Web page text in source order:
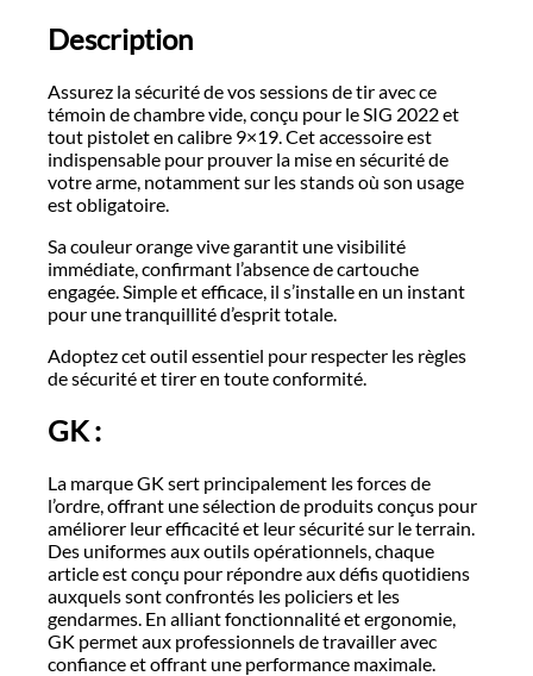
Description
Assurez la sécurité de vos sessions de tir avec ce
témoin de chambre vide, conçu pour le SIG 2022 et
tout pistolet en calibre 9×19. Cet accessoire est
indispensable pour prouver la mise en sécurité de
votre arme, notamment sur les stands où son usage
est obligatoire.
Sa couleur orange vive garantit une visibilité
immédiate, confirmant l’absence de cartouche
engagée. Simple et efficace, il s’installe en un instant
pour une tranquillité d’esprit totale.
Adoptez cet outil essentiel pour respecter les règles
de sécurité et tirer en toute conformité.
GK :
La marque GK sert principalement les forces de
l’ordre, offrant une sélection de produits conçus pour
améliorer leur efficacité et leur sécurité sur le terrain.
Des uniformes aux outils opérationnels, chaque
article est conçu pour répondre aux défis quotidiens
auxquels sont confrontés les policiers et les
gendarmes. En alliant fonctionnalité et ergonomie,
GK permet aux professionnels de travailler avec
confiance et offrant une performance maximale.